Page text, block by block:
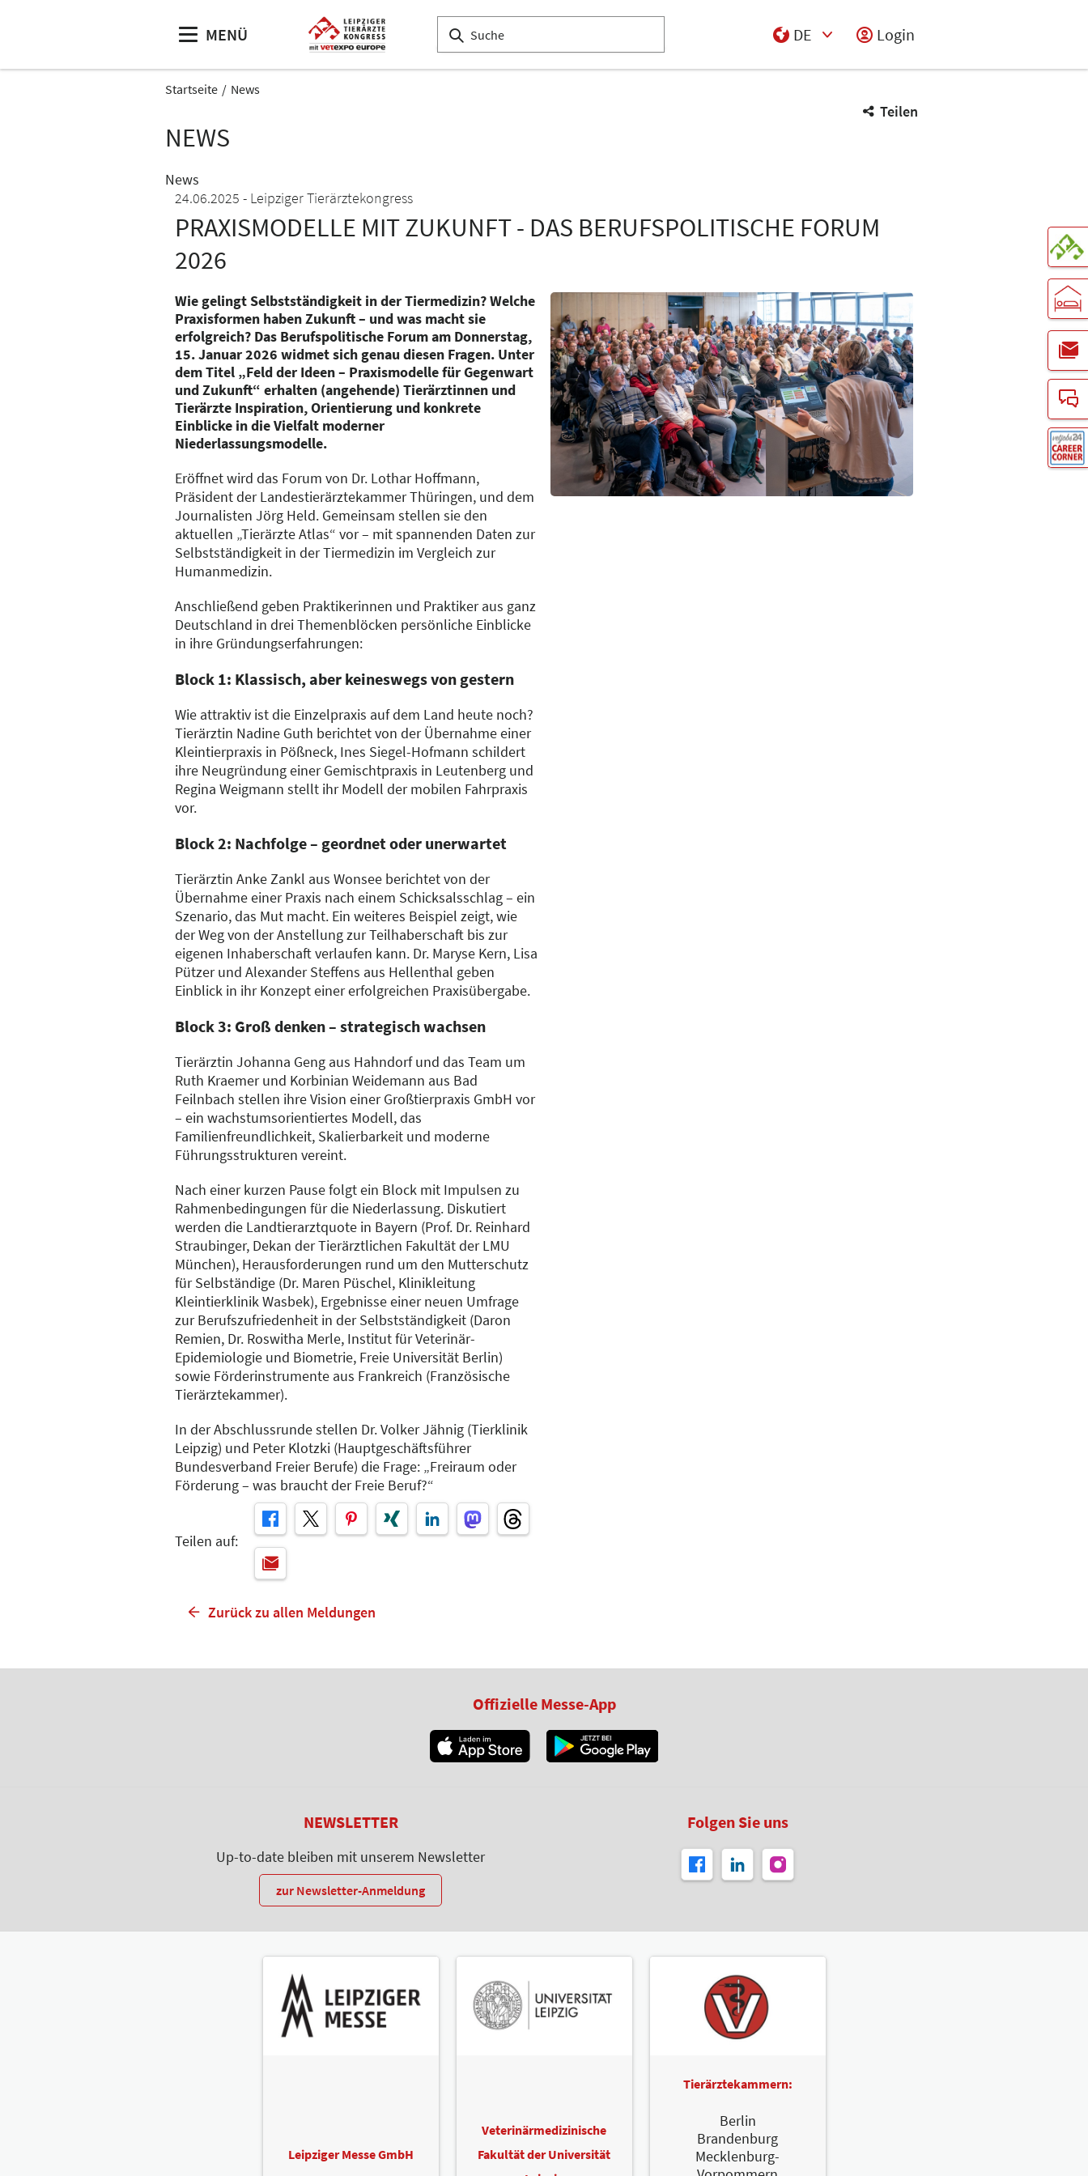
MENÜ
DE
Login
Startseite News
Teilen
NEWS
News
24.06.2025
Leipziger Tierärztekongress
PRAXISMODELLE MIT ZUKUNFT - DAS BERUFSPOLITISCHE FORUM
2026
Wie gelingt Selbstständigkeit in der Tiermedizin? Welche
Praxisformen haben Zukunft – und was macht sie
erfolgreich? Das Berufspolitische Forum am Donnerstag,
15. Januar 2026 widmet sich genau diesen Fragen. Unter
dem Titel „Feld der Ideen – Praxismodelle für Gegenwart
und Zukunft“ erhalten (angehende) Tierärztinnen und
Tierärzte Inspiration, Orientierung und konkrete
Einblicke in die Vielfalt moderner
Niederlassungsmodelle.
Eröffnet wird das Forum von Dr. Lothar Hoffmann,
Präsident der Landestierärztekammer Thüringen, und dem
Journalisten Jörg Held. Gemeinsam stellen sie den
aktuellen „Tierärzte Atlas“ vor – mit spannenden Daten zur
Selbstständigkeit in der Tiermedizin im Vergleich zur
Humanmedizin.
Anschließend geben Praktikerinnen und Praktiker aus ganz
Deutschland in drei Themenblöcken persönliche Einblicke
in ihre Gründungserfahrungen:
Block 1: Klassisch, aber keineswegs von gestern
Wie attraktiv ist die Einzelpraxis auf dem Land heute noch?
Tierärztin Nadine Guth berichtet von der Übernahme einer
Kleintierpraxis in Pößneck, Ines Siegel-Hofmann schildert
ihre Neugründung einer Gemischtpraxis in Leutenberg und
Regina Weigmann stellt ihr Modell der mobilen Fahrpraxis
vor.
Block 2: Nachfolge – geordnet oder unerwartet
Tierärztin Anke Zankl aus Wonsee berichtet von der
Übernahme einer Praxis nach einem Schicksalsschlag – ein
Szenario, das Mut macht. Ein weiteres Beispiel zeigt, wie
der Weg von der Anstellung zur Teilhaberschaft bis zur
eigenen Inhaberschaft verlaufen kann. Dr. Maryse Kern, Lisa
Pützer und Alexander Steffens aus Hellenthal geben
Einblick in ihr Konzept einer erfolgreichen Praxisübergabe.
Block 3: Groß denken – strategisch wachsen
Tierärztin Johanna Geng aus Hahndorf und das Team um
Ruth Kraemer und Korbinian Weidemann aus Bad
Feilnbach stellen ihre Vision einer Großtierpraxis GmbH vor
– ein wachstumsorientiertes Modell, das
Familienfreundlichkeit, Skalierbarkeit und moderne
Führungsstrukturen vereint.
Nach einer kurzen Pause folgt ein Block mit Impulsen zu
Rahmenbedingungen für die Niederlassung. Diskutiert
werden die Landtierarztquote in Bayern (Prof. Dr. Reinhard
Straubinger, Dekan der Tierärztlichen Fakultät der LMU
München), Herausforderungen rund um den Mutterschutz
für Selbständige (Dr. Maren Püschel, Klinikleitung
Kleintierklinik Wasbek), Ergebnisse einer neuen Umfrage
zur Berufszufriedenheit in der Selbstständigkeit (Daron
Remien, Dr. Roswitha Merle, Institut für Veterinär-
Epidemiologie und Biometrie, Freie Universität Berlin)
sowie Förderinstrumente aus Frankreich (Französische
Tierärztekammer).
In der Abschlussrunde stellen Dr. Volker Jähnig (Tierklinik
Leipzig) und Peter Klotzki (Hauptgeschäftsführer
Bundesverband Freier Berufe) die Frage: „Freiraum oder
Förderung – was braucht der Freie Beruf?“
Teilen auf:
Zurück zu allen Meldungen
Offizielle Messe-App
NEWSLETTER
Up-to-date bleiben mit unserem Newsletter
zur Newsletter-Anmeldung
Folgen Sie uns
Leipziger Messe GmbH
Veterinärmedizinische
Fakultät der Universität
Tierärztekammern:
Berlin
Brandenburg
Mecklenburg-